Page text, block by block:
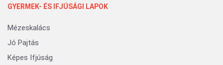
GYERMEK- ÉS IFJÚSÁGI LAPOK
Mézeskalács
Jó Pajtás
Képes Ifjúság